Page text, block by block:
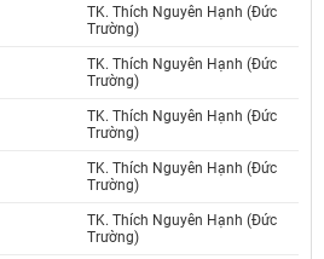
TK. Thích Nguyên Hạnh (Đức
Trường)
TK. Thích Nguyên Hạnh (Đức
Trường)
TK. Thích Nguyên Hạnh (Đức
Trường)
TK. Thích Nguyên Hạnh (Đức
Trường)
TK. Thích Nguyên Hạnh (Đức
Trường)